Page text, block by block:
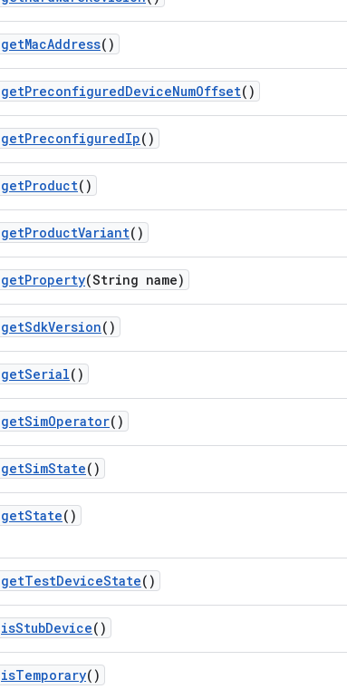
getMacAddress()
getPreconfiguredDeviceNumOffset()
getPreconfiguredIp()
getProduct()
getProductVariant()
getProperty(String name)
getSdkVersion()
getSerial()
getSimOperator()
getSimState()
getState()
getTestDeviceState()
isStubDevice()
isTemporary()